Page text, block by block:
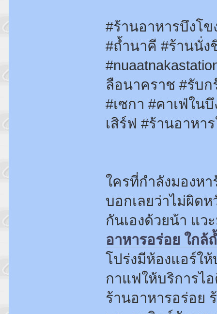
#ร้านอาหารบึงโ
#ถ้ำนาคี #ร้านนั่ง
ลือนาคราช #รับก
#เซกา #คาเฟ่ใน
เสิร์ฟ #ร้านอาหา
ใครที่กำลังมองห
บอกเลยว่าไม่ผิด
กันเองด้วยน้า แว
อาหารอร่อย ใกล้
โปร่งมีห้องแอร์ใ
กาแฟให้บริการไ
ร้านอาหารอร่อย